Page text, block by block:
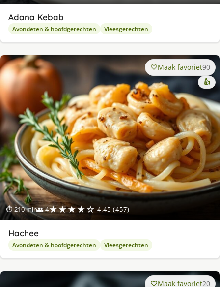
Adana Kebab
Avondeten & hoofdgerechten Vleesgerechten
⏱ 210 min👥 4★★★★☆ 4.45 (457)
Maak favoriet90
👍
Hachee
Avondeten & hoofdgerechten Vleesgerechten
Maak favoriet20